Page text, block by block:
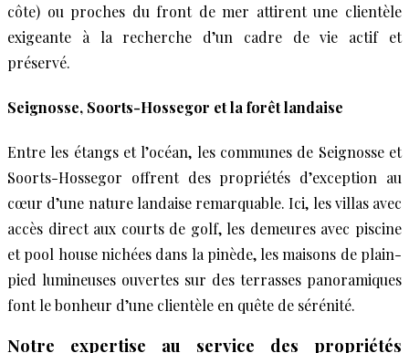
côte) ou proches du front de mer attirent une clientèle
exigeante à la recherche d’un cadre de vie actif et
préservé.
Seignosse, Soorts-Hossegor et la forêt landaise
Entre les étangs et l’océan, les communes de Seignosse et
Soorts-Hossegor offrent des propriétés d’exception au
cœur d’une nature landaise remarquable. Ici, les villas avec
accès direct aux courts de golf, les demeures avec piscine
et pool house nichées dans la pinède, les maisons de plain-
pied lumineuses ouvertes sur des terrasses panoramiques
font le bonheur d’une clientèle en quête de sérénité.
Notre expertise au service des propriétés